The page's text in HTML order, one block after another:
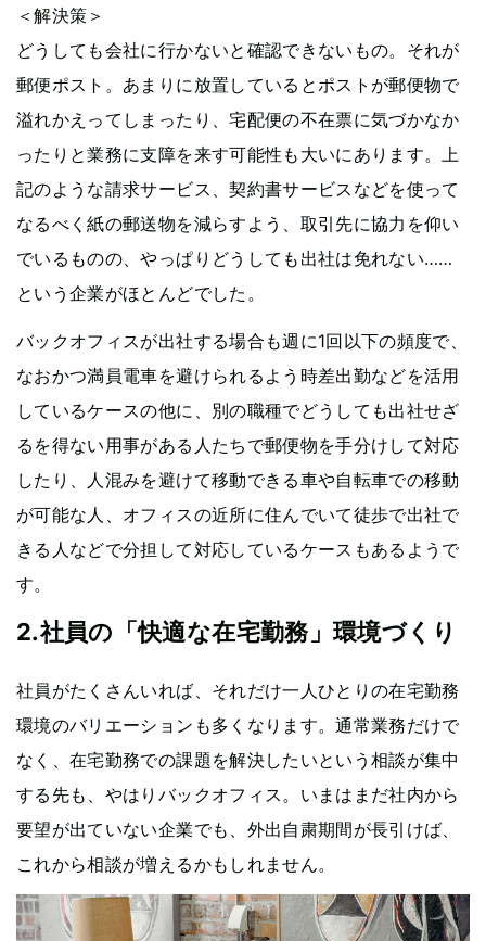
＜解決策＞
どうしても会社に行かないと確認できないもの。それが
郵便ポスト。あまりに放置しているとポストが郵便物で
溢れかえってしまったり、宅配便の不在票に気づかなか
ったりと業務に支障を来す可能性も大いにあります。上
記のような請求サービス、契約書サービスなどを使って
なるべく紙の郵送物を減らすよう、取引先に協力を仰い
でいるものの、やっぱりどうしても出社は免れない……
という企業がほとんどでした。
バックオフィスが出社する場合も週に1回以下の頻度で、
なおかつ満員電車を避けられるよう時差出勤などを活用
しているケースの他に、別の職種でどうしても出社せざ
るを得ない用事がある人たちで郵便物を手分けして対応
したり、人混みを避けて移動できる車や自転車での移動
が可能な人、オフィスの近所に住んでいて徒歩で出社で
きる人などで分担して対応しているケースもあるようで
す。
2.社員の「快適な在宅勤務」環境づくり
社員がたくさんいれば、それだけ一人ひとりの在宅勤務
環境のバリエーションも多くなります。通常業務だけで
なく、在宅勤務での課題を解決したいという相談が集中
する先も、やはりバックオフィス。いまはまだ社内から
要望が出ていない企業でも、外出自粛期間が長引けば、
これから相談が増えるかもしれません。